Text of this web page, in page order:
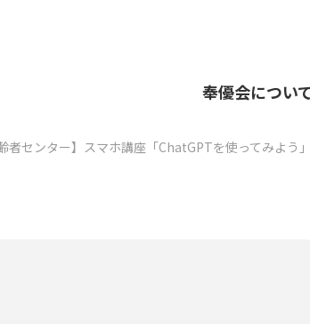
奉優会につい
者センター】スマホ講座「ChatGPTを使ってみよう